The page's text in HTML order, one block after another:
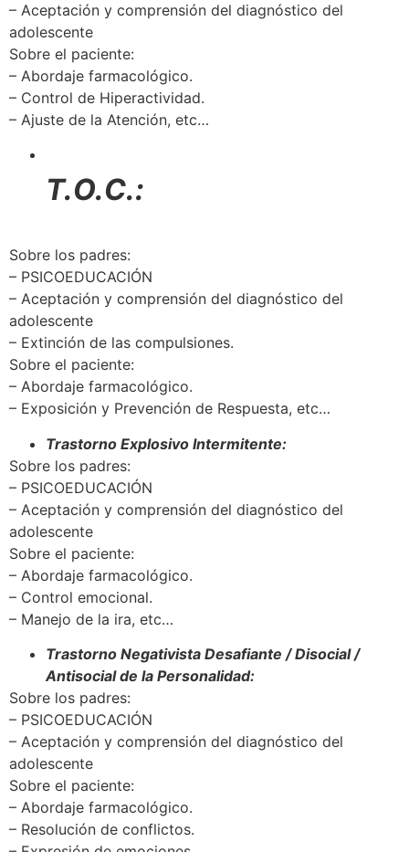
– Aceptación y comprensión del diagnóstico del
adolescente
Sobre el paciente:
– Abordaje farmacológico.
– Control de Hiperactividad.
– Ajuste de la Atención, etc…
T.O.C.:
Sobre los padres:
– PSICOEDUCACIÓN
– Aceptación y comprensión del diagnóstico del
adolescente
– Extinción de las compulsiones.
Sobre el paciente:
– Abordaje farmacológico.
– Exposición y Prevención de Respuesta, etc…
Trastorno Explosivo Intermitente:
Sobre los padres:
– PSICOEDUCACIÓN
– Aceptación y comprensión del diagnóstico del
adolescente
Sobre el paciente:
– Abordaje farmacológico.
– Control emocional.
– Manejo de la ira, etc…
Trastorno Negativista Desafiante / Disocial /
Antisocial de la Personalidad:
Sobre los padres:
– PSICOEDUCACIÓN
– Aceptación y comprensión del diagnóstico del
adolescente
Sobre el paciente:
– Abordaje farmacológico.
– Resolución de conflictos.